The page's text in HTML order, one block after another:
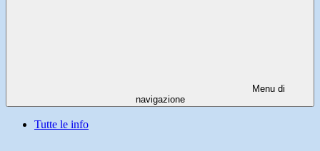
Menu di
navigazione
Tutte le info